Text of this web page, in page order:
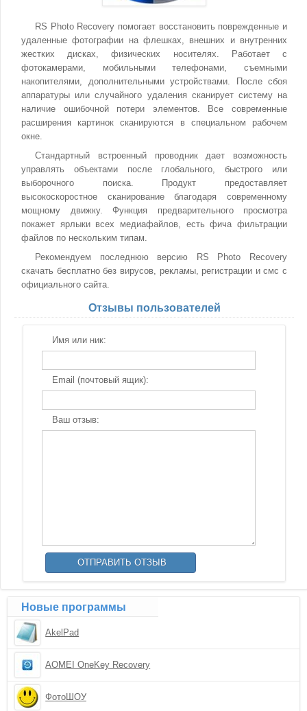
RS Photo Recovery помогает восстановить поврежденные и
удаленные фотографии на флешках, внешних и внутренних
жестких дисках, физических носителях. Работает с
фотокамерами, мобильными телефонами, съемными
накопителями, дополнительными устройствами. После сбоя
аппаратуры или случайного удаления сканирует систему на
наличие ошибочной потери элементов. Все современные
расширения картинок сканируются в специальном рабочем
окне.
Стандартный встроенный проводник дает возможность
управлять объектами после глобального, быстрого или
выборочного поиска. Продукт предоставляет
высокоскоростное сканирование благодаря современному
мощному движку. Функция предварительного просмотра
покажет ярлыки всех медиафайлов, есть фича фильтрации
файлов по нескольким типам.
Рекомендуем последнюю версию RS Photo Recovery
скачать бесплатно без вирусов, рекламы, регистрации и смс с
официального сайта.
Отзывы пользователей
Имя или ник:
Email (почтовый ящик):
Ваш отзыв:
Новые программы
AkelPad
AOMEI OneKey Recovery
ФотоШОУ